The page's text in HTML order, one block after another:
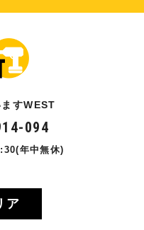
すWEST
094
年中無休)
ア